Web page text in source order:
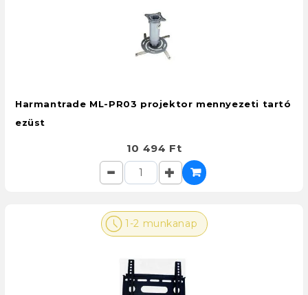
Harmantrade ML-PR03 projektor mennyezeti tartó
ezüst
10 494 Ft
1-2 munkanap